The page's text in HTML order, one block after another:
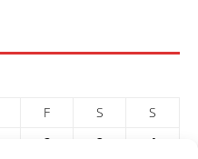
F S
S
2 3
4